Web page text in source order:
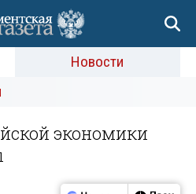
Новости
экономики